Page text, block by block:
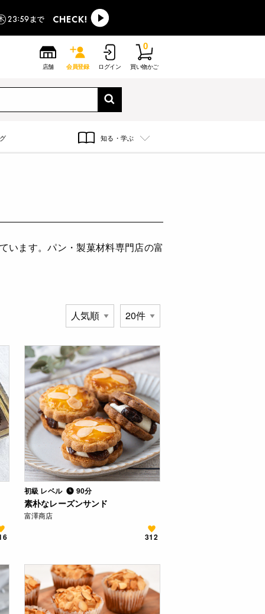
店舗 会員登録 ログイン 買い物かご
0
知る・学ぶ
います。パン・製菓材料専門店の富
初級 レベル 90分
素朴なレーズンサンド
富澤商店
312